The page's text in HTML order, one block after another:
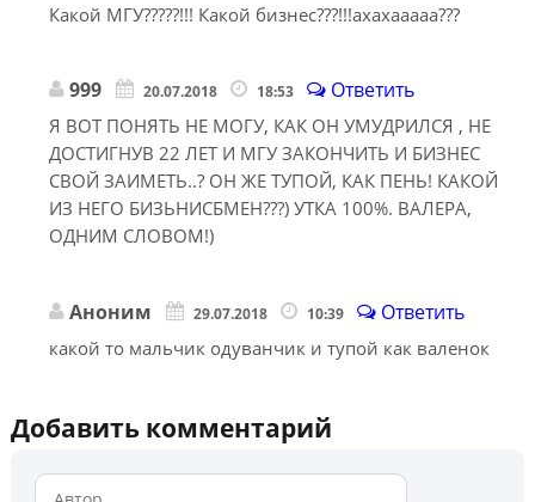
Какой МГУ?????!!! Какой бизнес???!!!ахахааааа???
999 20.07.2018 18:53 Ответить
Я ВОТ ПОНЯТЬ НЕ МОГУ, КАК ОН УМУДРИЛСЯ , НЕ
ДОСТИГНУВ 22 ЛЕТ И МГУ ЗАКОНЧИТЬ И БИЗНЕС
СВОЙ ЗАИМЕТЬ..? ОН ЖЕ ТУПОЙ, КАК ПЕНЬ! КАКОЙ
ИЗ НЕГО БИЗЬНИСБМЕН???) УТКА 100%. ВАЛЕРА,
ОДНИМ СЛОВОМ!)
Аноним 29.07.2018 10:39 Ответить
какой то мальчик одуванчик и тупой как валенок
Добавить комментарий